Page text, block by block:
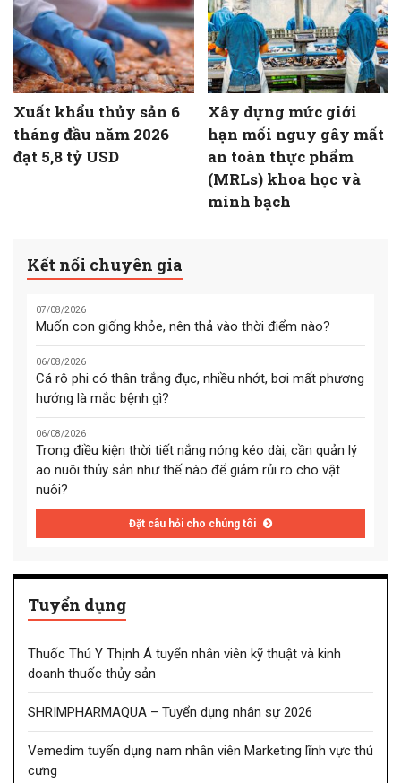
Xuất khẩu thủy sản 6
tháng đầu năm 2026
đạt 5,8 tỷ USD
Xây dựng mức giới
hạn mối nguy gây mất
an toàn thực phẩm
(MRLs) khoa học và
minh bạch
Kết nối chuyên gia
07/08/2026
Muốn con giống khỏe, nên thả vào thời điểm nào?
06/08/2026
Cá rô phi có thân trắng đục, nhiều nhớt, bơi mất phương
hướng là mắc bệnh gì?
06/08/2026
Trong điều kiện thời tiết nắng nóng kéo dài, cần quản lý
ao nuôi thủy sản như thế nào để giảm rủi ro cho vật
nuôi?
Đặt câu hỏi cho chúng tôi
Tuyển dụng
Thuốc Thú Y Thịnh Á tuyển nhân viên kỹ thuật và kinh
doanh thuốc thủy sản
SHRIMPHARMAQUA – Tuyển dụng nhân sự 2026
Vemedim tuyển dụng nam nhân viên Marketing lĩnh vực thú
cưng